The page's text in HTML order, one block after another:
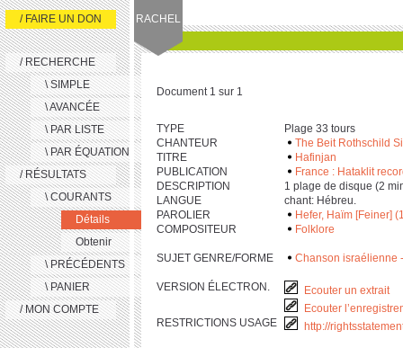
RACHEL
/ FAIRE UN DON
/ RECHERCHE
\ SIMPLE
\ AVANCÉE
\ PAR LISTE
\ PAR ÉQUATION
/ RÉSULTATS
\ COURANTS
Détails
Obtenir
\ PRÉCÉDENTS
\ PANIER
/ MON COMPTE
Document 1 sur 1
TYPE
Plage 33 tours
CHANTEUR
The Beit Rothschild
TITRE
Hafinjan
PUBLICATION
France : Hataklit
DESCRIPTION
‎1 plage de disque (‎2
LANGUE
chant: Hébreu.
PAROLIER
Hefer, Haïm [Feiner]
COMPOSITEUR
Folklore
SUJET GENRE/FORME Chanson israélienne
VERSION ÉLECTRON.
Ecouter un extrait
Ecouter
RESTRICTIONS USAGE
http://